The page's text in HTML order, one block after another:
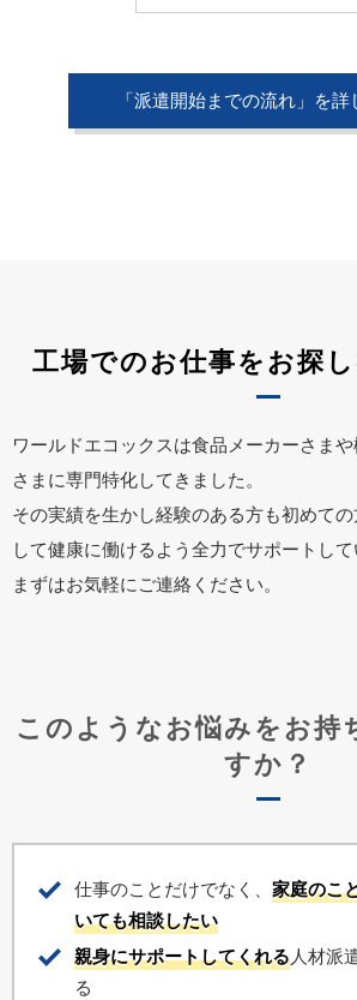
「派遣開始までの流れ」を詳
工場でのお仕事をお探
ワールドエコックスは食品メーカーさま
さまに専門特化してきました。
その実績を生かし経験のある方も初めて
して健康に働けるよう全力でサポートして
まずはお気軽にご連絡ください。
このようなお悩みをお持
すか？
仕事のことだけでなく、 家庭のこ
いても相談したい
親身にサポートしてくれる人材派
る